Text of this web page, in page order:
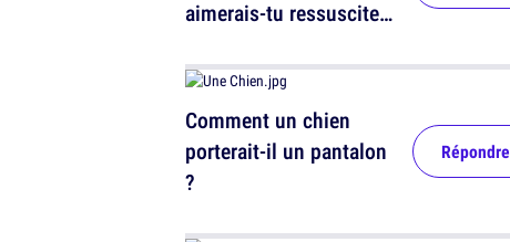
aimerais-tu ressusciter
Comment un chien
porterait-il un pantalon
?
Répondre